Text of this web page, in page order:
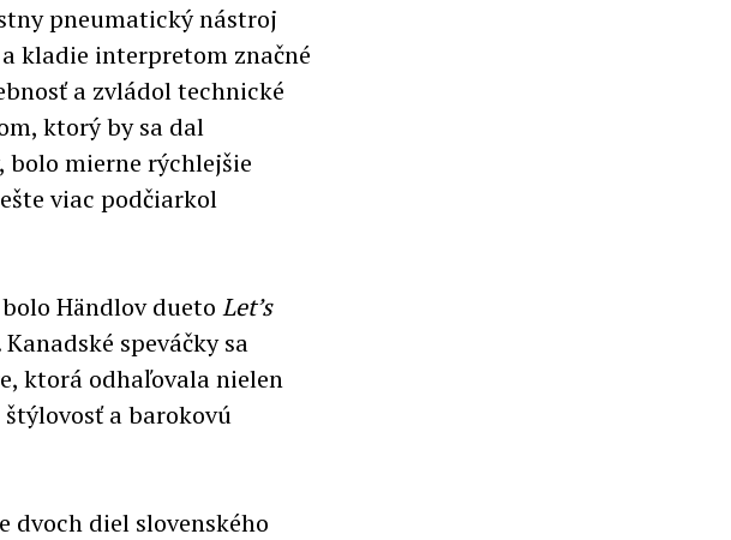
pneumatický nástroj
kladie interpretom značné
a zvládol technické
ktorý by sa dal
mierne rýchlejšie
viac podčiarkol
Händlov dueto Let’s
Kanadské speváčky sa
ktorá odhaľovala nielen
a barokovú
dvoch diel slovenského